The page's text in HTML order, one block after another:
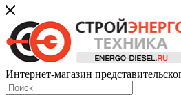
Интернет-магазин